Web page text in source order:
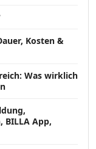
Kosten &
Was wirklich
BILLA App,